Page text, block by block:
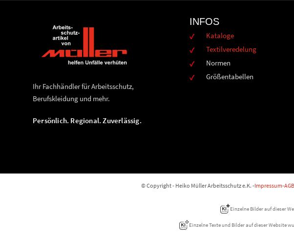
Ihr Fachhändler für Arbeitsschutz,
Berufskleidung und mehr.
Persönlich. Regional. Zuverlässig.
INFOS
Kataloge
Textilveredelung
Normen
Größentabellen
© Copyright - Heiko Müller Arbeitsschutz e.K. -Impressum-AGB
Einzelne Bilder auf dieser
Einzelne Texte und Bilder auf dieser